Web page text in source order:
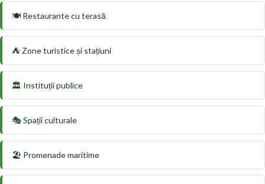
🍽️ Restaurante cu terasă
⛺ Zone turistice și stațiuni
🏛️ Instituții publice
🎭 Spații culturale
🏖️ Promenade maritime